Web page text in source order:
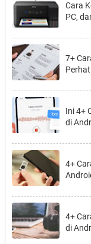
Cara
PC,
7+
Ini 4+
di
4+
4+
di